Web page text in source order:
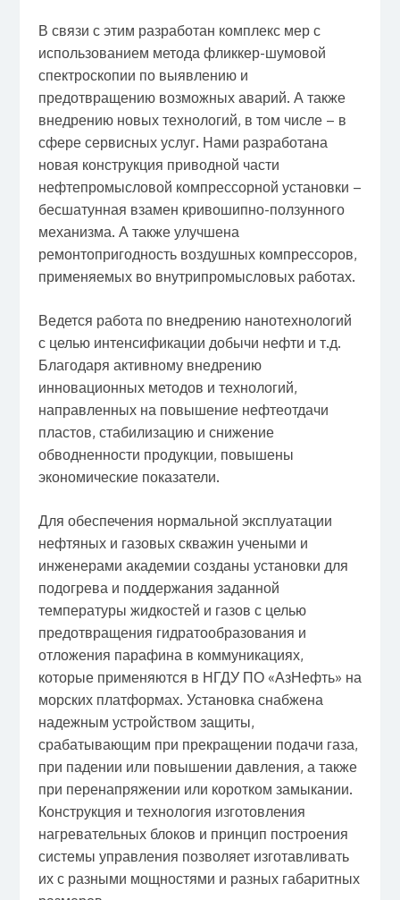
В связи с этим разработан комплекс мер с
использованием метода фликкер-шумовой
спектроскопии по выявлению и
предотвращению возможных аварий. А также
внедрению новых технологий, в том числе – в
сфере сервисных услуг. Нами разработана
новая конструкция приводной части
нефтепромысловой компрессорной установки –
бесшатунная взамен кривошипно-ползунного
механизма. А также улучшена
ремонтопригодность воздушных компрессоров,
применяемых во внутрипромысловых работах.
Ведется работа по внедрению нанотехнологий
с целью интенсификации добычи нефти и т.д.
Благодаря активному внедрению
инновационных методов и технологий,
направленных на повышение нефтеотдачи
пластов, стабилизацию и снижение
обводненности продукции, повышены
экономические показатели.
Для обеспечения нормальной эксплуатации
нефтяных и газовых скважин учеными и
инженерами академии созданы установки для
подогрева и поддержания заданной
температуры жидкостей и газов с целью
предотвращения гидратообразования и
отложения парафина в коммуникациях,
которые применяются в НГДУ ПО «АзНефть» на
морских платформах. Установка снабжена
надежным устройством защиты,
срабатывающим при прекращении подачи газа,
при падении или повышении давления, а также
при перенапряжении или коротком замыкании.
Конструкция и технология изготовления
нагревательных блоков и принцип построения
системы управления позволяет изготавливать
их с разными мощностями и разных габаритных